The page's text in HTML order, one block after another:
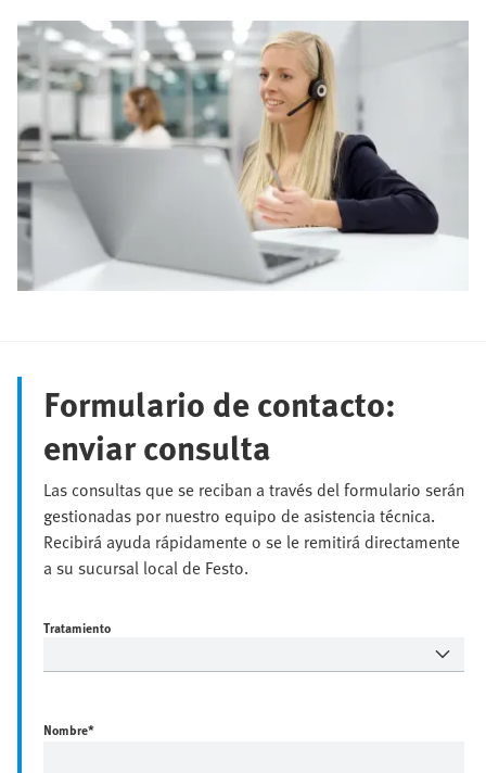
Formulario de contacto:
enviar consulta
Las consultas que se reciban a través del formulario serán
gestionadas por nuestro equipo de asistencia técnica.
Recibirá ayuda rápidamente o se le remitirá directamente
a su sucursal local de Festo.
Tratamiento
Nombre*